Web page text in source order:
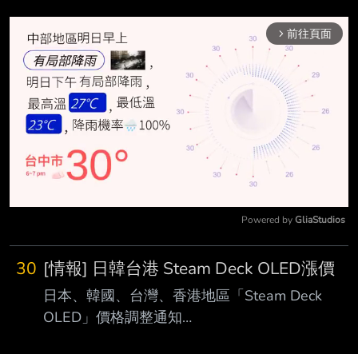
arrow_forward_ios 前往頁面
Powered by GliaStudios
30 [情報] 日韓台港 Steam Deck OLED漲價
日本、韓國、台灣、香港地區「Steam Deck
OLED」價格調整通知